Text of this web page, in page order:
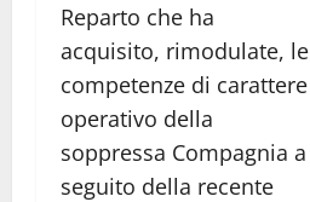
Reparto che ha
acquisito, rimodulate, le
competenze di carattere
operativo della
soppressa Compagnia a
seguito della recente